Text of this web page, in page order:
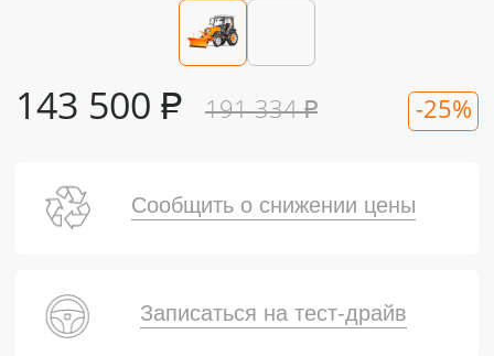
191 334₽ -25%
143 500 ₽
Сообщить о снижении цены
Записаться на тест-драйв